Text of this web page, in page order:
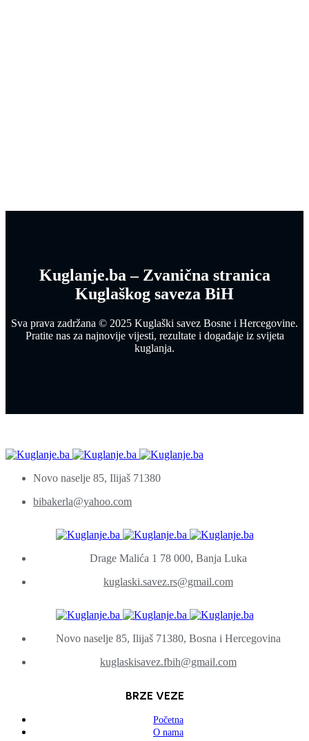
Kuglanje.ba – Zvanična stranica
Kuglaškog saveza BiH
Sva prava zadržana © 2025 Kuglaški savez Bosne i Hercegovine.
Pratite nas za najnovije vijesti, rezultate i događaje iz svijeta
kuglanja.
Novo naselje 85, Ilijaš 71380
bibakerla@yahoo.com
Drage Malića 1 78 000, Banja Luka
kuglaski.savez.rs@gmail.com
Novo naselje 85, Ilijaš 71380, Bosna i Hercegovina
kuglaskisavez.fbih@gmail.com
BRZE VEZE
Početna
O nama